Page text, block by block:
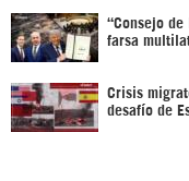
“Consejo
farsa
Crisis
desafío de